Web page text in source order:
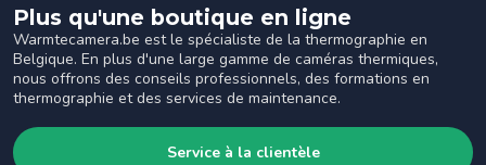
Plus qu'une boutique en ligne
Warmtecamera.be est le spécialiste de la thermographie en
Belgique. En plus d'une large gamme de caméras thermiques,
nous offrons des conseils professionnels, des formations en
thermographie et des services de maintenance.
Service à la clientèle